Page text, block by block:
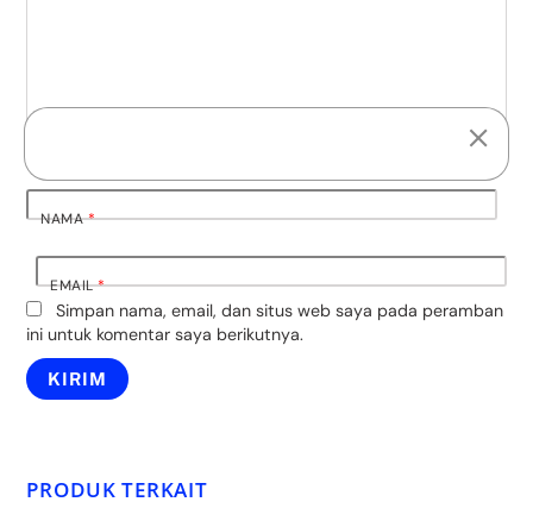
NAMA*
EMAIL*
Simpan nama, email, dan situs web saya pada peramban
ini untuk komentar saya berikutnya.
PRODUK TERKAIT